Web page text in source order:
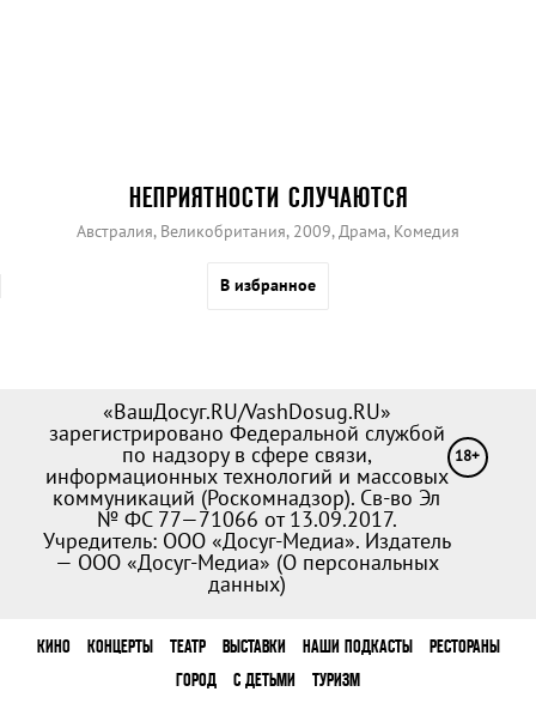
НЕПРИЯТНОСТИ СЛУЧАЮТСЯ
Австралия, Великобритания, 2009, Драма, Комедия
В избранное
«ВашДосуг.RU/VashDosug.RU»
зарегистрировано Федеральной службой
по надзору в сфере связи,
информационных технологий и массовых
коммуникаций (Роскомнадзор). Св-во Эл
№ ФС 77—71066 от 13.09.2017.
Учредитель: ООО «Досуг-Медиа». Издатель
— ООО «Досуг-Медиа» (О персональных
данных)
18+
КИНО КОНЦЕРТЫ ТЕАТР ВЫСТАВКИ НАШИ ПОДКАСТЫ
РЕСТОРАНЫ
ГОРОД
С ДЕТЬМИ ТУРИЗМ